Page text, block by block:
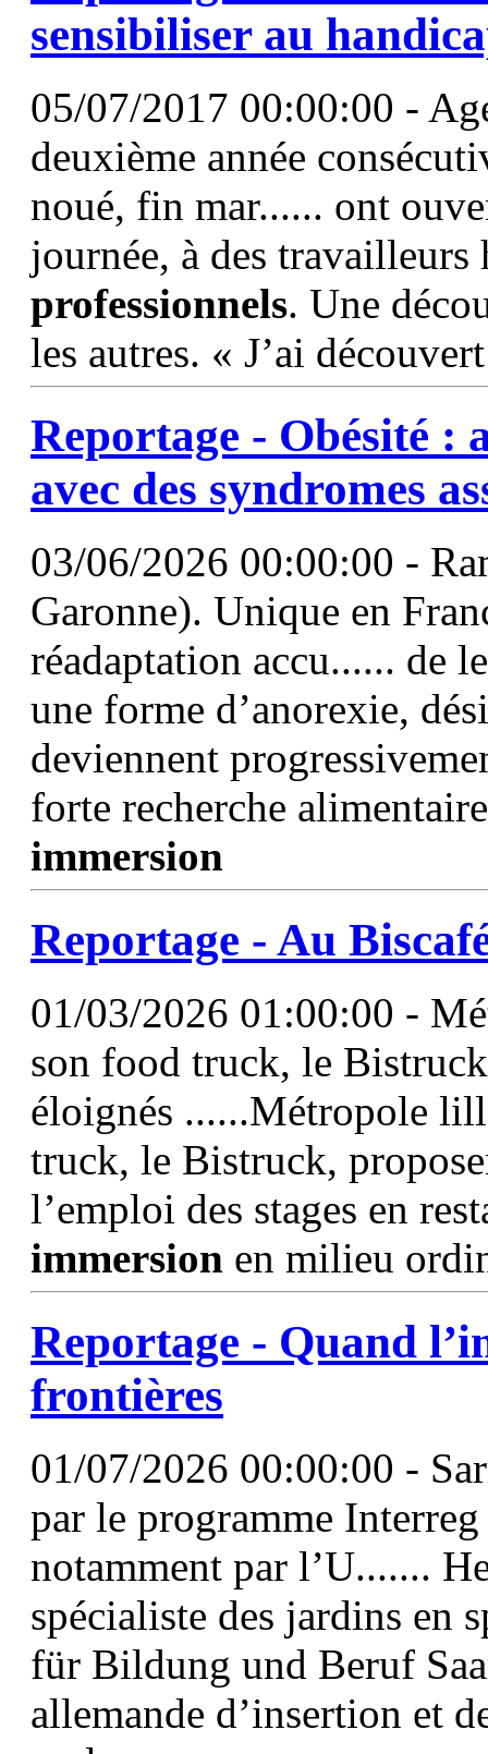
sensibiliser au
05/07/2017 00:00:00 -
deuxième année
noué, fin mar...... ont
journée, à des travailleurs
professionnels. Une
les autres. « J’ai
Reportage - Obésité :
avec des syndromes
03/06/2026 00:00:00 -
Garonne). Unique en
réadaptation accu...... de
une forme d’anorexie,
deviennent
forte recherche
immersion
Reportage - Au
01/03/2026 01:00:00 -
son food truck, le
éloignés ......Métropole
truck, le Bistruck,
l’emploi des stages en
immersion en milieu
Reportage - Quand
frontières
01/07/2026 00:00:00 -
par le programme
notamment par l’U.......
spécialiste des jardins en
für Bildung und Beruf
allemande d’insertion et